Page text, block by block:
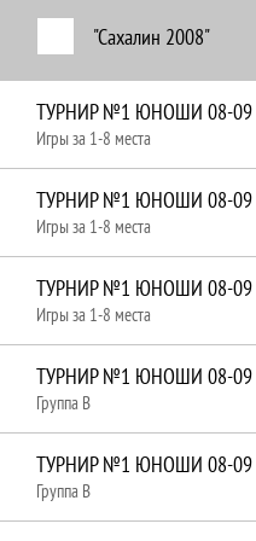
"Сахалин 2008"
ТУРНИР №1 ЮНОШИ 08-09
Игры за 1-8 места
ТУРНИР №1 ЮНОШИ 08-09
Игры за 1-8 места
ТУРНИР №1 ЮНОШИ 08-09
Игры за 1-8 места
ТУРНИР №1 ЮНОШИ 08-09
Группа B
ТУРНИР №1 ЮНОШИ 08-09
Группа B